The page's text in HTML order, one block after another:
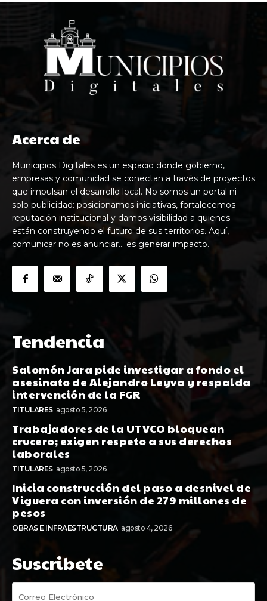
Acerca de
Municipios Digitales es un espacio donde gobierno,
empresas y comunidad se conectan a través de proyectos
que impulsan el desarrollo local. No somos un portal ni
solo publicidad: posicionamos iniciativas, fortalecemos
reputación institucional y damos visibilidad a quienes
están construyendo el futuro de sus territorios. Aquí,
comunicar no es anunciar… es generar impacto.
Tendencia
Salomón Jara pide investigar a fondo el
asesinato de Alejandro Leyva y respalda
intervención de la FGR
TITULARES agosto 5, 2026
Trabajadores de la UTVCO bloquean
crucero; exigen respeto a sus derechos
laborales
TITULARES agosto 5, 2026
Inicia construcción del paso a desnivel de
Viguera con inversión de 279 millones de
pesos
OBRAS E INFRAESTRUCTURA agosto 4, 2026
Suscribete